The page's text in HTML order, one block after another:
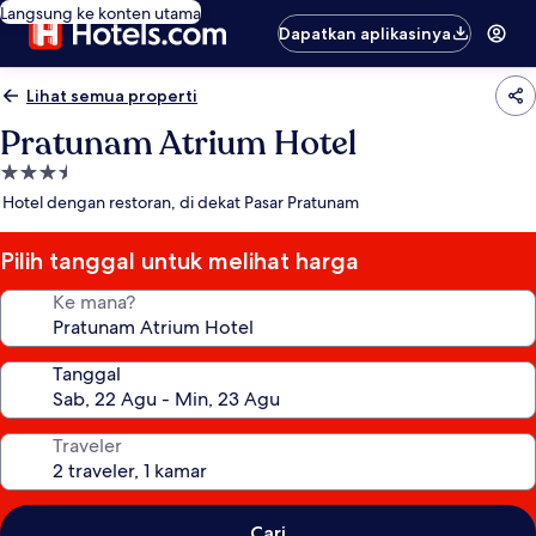
Langsung ke konten utama
Dapatkan aplikasinya
Lihat semua properti
Pratunam Atrium Hotel
Properti
bintang
Hotel dengan restoran, di dekat Pasar Pratunam
Pilih tanggal untuk melihat harga
Ke mana?
Tanggal
Traveler